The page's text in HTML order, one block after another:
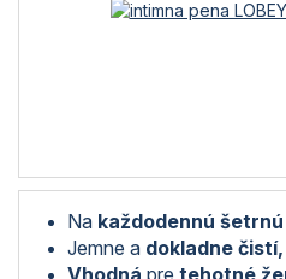
Na každodennú šetrnú
Jemne a dokladne
Vhodná pre tehotné